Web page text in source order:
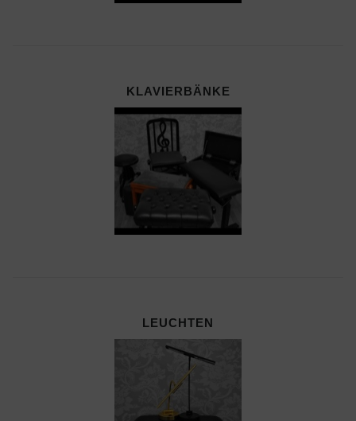
KLAVIERBÄNKE
LEUCHTEN